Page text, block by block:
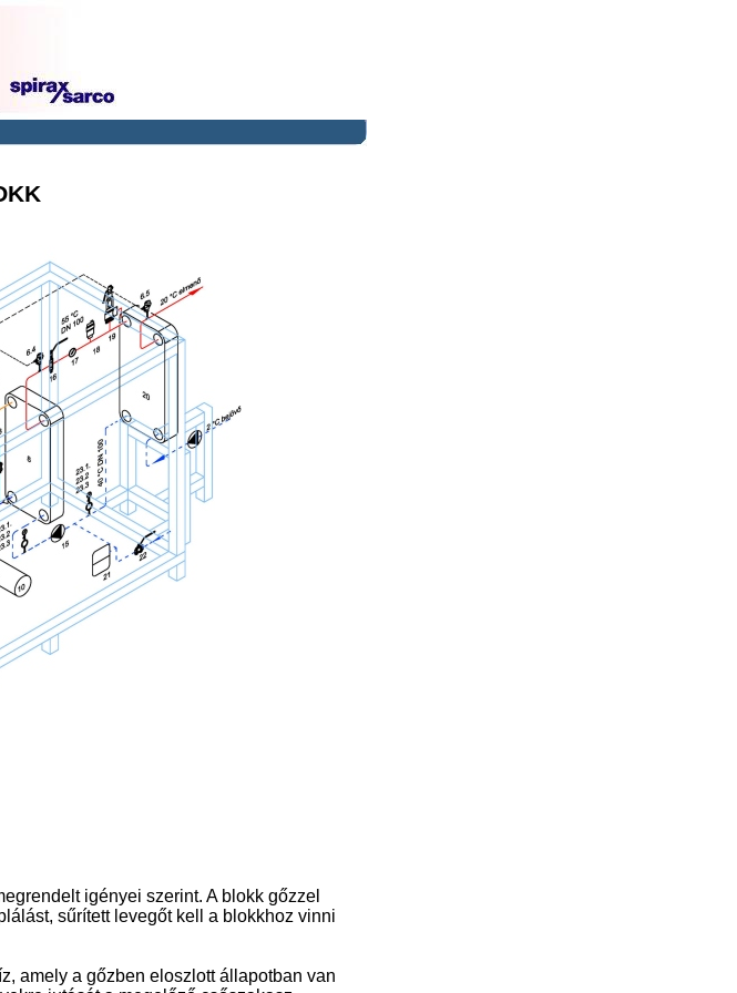
igényei szerint. A blokk gőzzel
sűrített levegőt kell a blokkhoz vinni
amely a gőzben eloszlott állapotban van